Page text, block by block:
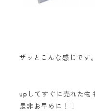
ザッとこんな感じです。
upしてすぐに売れた物
是非お早めに！！